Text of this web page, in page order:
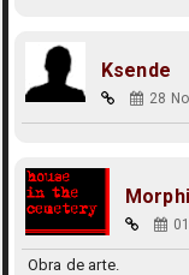
Ksende
28
Obra de arte.